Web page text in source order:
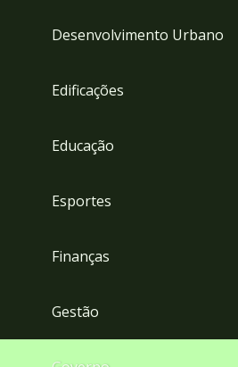
Desenvolvimento Urbano
Edificações
Educação
Esportes
Finanças
Gestão